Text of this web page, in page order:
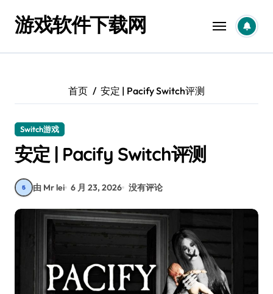
游戏软件下载网
首页 安定 | Pacify Switch评测
Switch游戏
安定 | Pacify Switch评测
由 Mr lei 6 月 23, 2026 没有评论